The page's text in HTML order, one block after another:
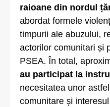
raioane din nordul
abordat formele
timpurii ale abuzului,
actorilor comunitari și
PSEA. În total,
au participat la
necesitatea unor
comunitare și